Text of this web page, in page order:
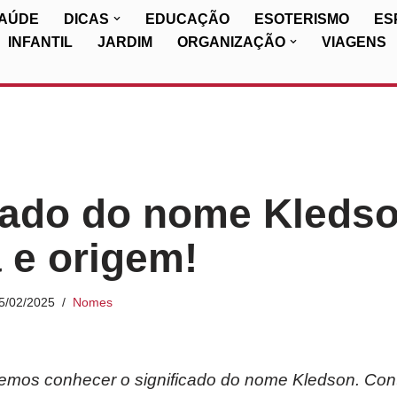
DICAS EDUCAÇÃO ESOTERISMO
INFANTIL
JARDIM ORGANIZAÇÃO VIAGENS
do nome
origem!
02/2025 Nomes
conhecer o significado do nome Kledson.